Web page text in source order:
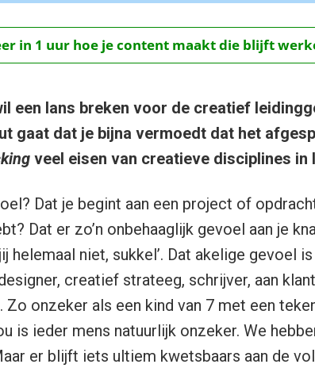
in 1 uur hoe je content maakt die blijft
een lans breken voor de creatief
gaat dat je bijna vermoedt dat het
veel eisen van creatieve disciplines in
Dat je begint aan een project of
Dat er zo’n onbehaaglijk gevoel aan je
helemaal niet, sukkel’. Dat akelige gevoel
creatief strateeg, schrijver, aan
Zo onzeker als een kind van 7 met een
is ieder mens natuurlijk onzeker. We
er blijft iets ultiem kwetsbaars aan de